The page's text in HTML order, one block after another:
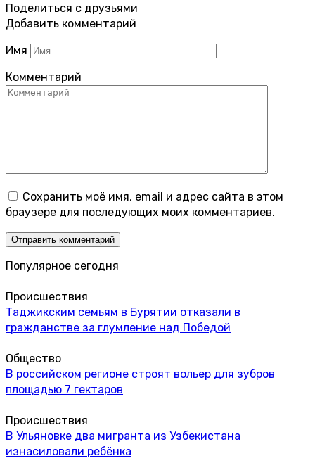
Поделиться с друзьями
Добавить комментарий
Имя
Комментарий
Сохранить моё имя, email и адрес сайта в этом
браузере для последующих моих комментариев.
Популярное сегодня
Происшествия
Таджикским семьям в Бурятии отказали в
гражданстве за глумление над Победой
Общество
В российском регионе строят вольер для зубров
площадью 7 гектаров
Происшествия
В Ульяновке два мигранта из Узбекистана
изнасиловали ребёнка